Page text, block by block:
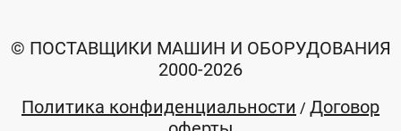
Ноутбук
"Монитор ЖК
18,5"
© ПОСТАВЩИКИ МАШИН И ОБОРУДОВАНИЯ
2000-2026
Политика конфиденциальности / Договор